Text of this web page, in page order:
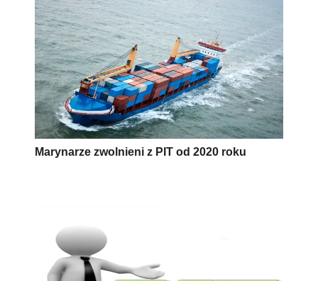
Marynarze zwolnieni z PIT od 2020 roku